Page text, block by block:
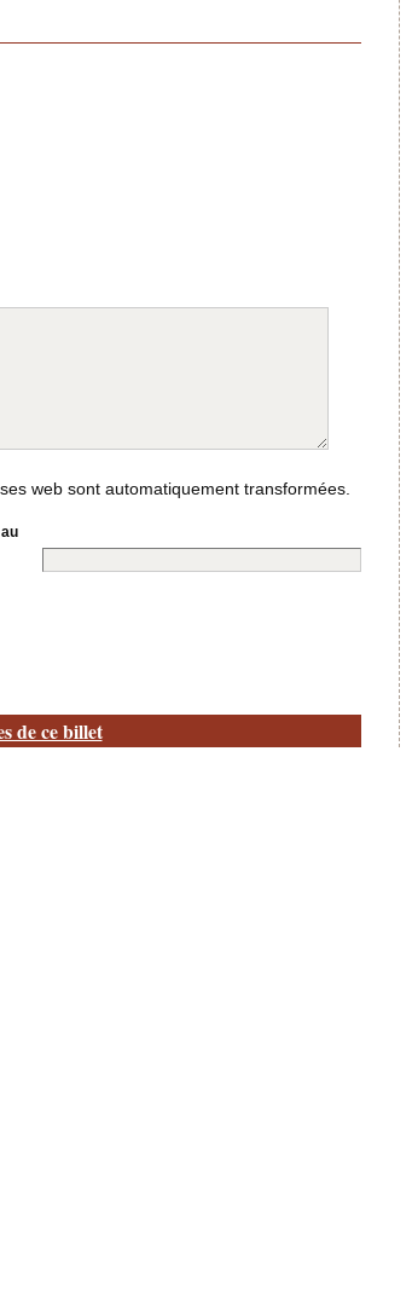
web sont automatiquement transformées.
de ce billet